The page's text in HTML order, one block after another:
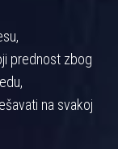
prednost zbog
na svakoj